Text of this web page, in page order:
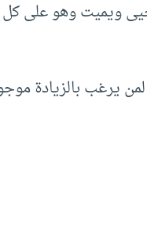
ويميت وهو على
يرغب بالزيادة